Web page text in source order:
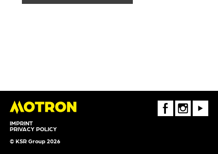
IMPRINT
PRIVACY POLICY
© KSR Group 2026
FaceBookInstagramYoutube